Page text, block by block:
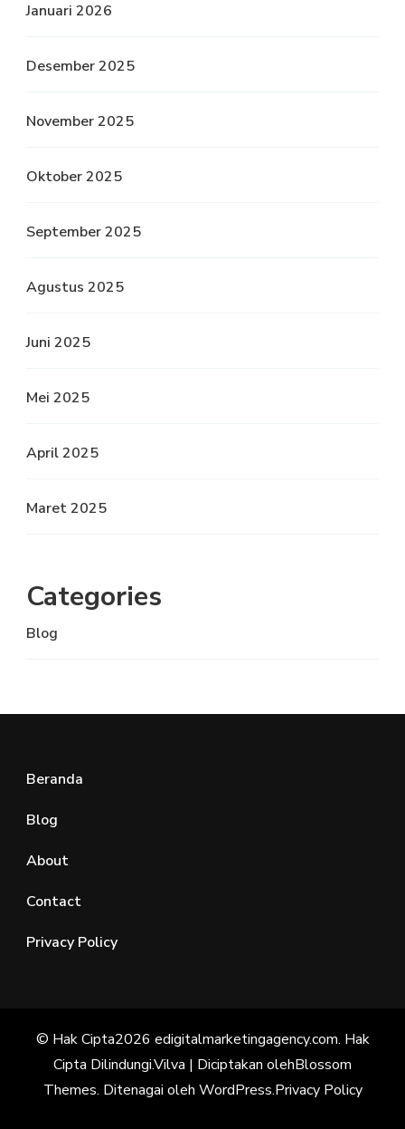
Januari 2026
Desember 2025
November 2025
Oktober 2025
September 2025
Agustus 2025
Juni 2025
Mei 2025
April 2025
Maret 2025
Categories
Blog
Beranda
Blog
About
Contact
Privacy Policy
© Hak Cipta2026 edigitalmarketingagency.com. Hak
Cipta Dilindungi.Vilva | Diciptakan olehBlossom
Themes. Ditenagai oleh WordPress.Privacy Policy